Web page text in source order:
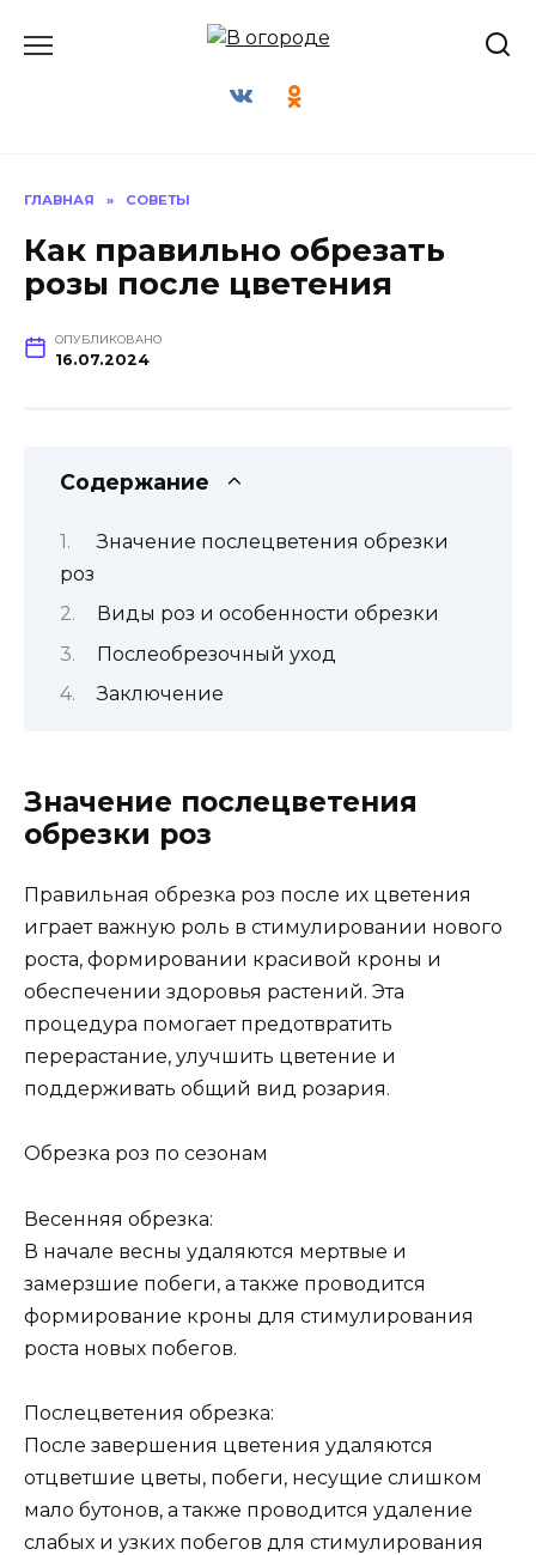
ГЛАВНАЯ » СОВЕТЫ
Как правильно обрезать
розы после цветения
ОПУБЛИКОВАНО
16.07.2024
Содержание
Значение послецветения обрезки
роз
Виды роз и особенности обрезки
Послеобрезочный уход
Заключение
Значение послецветения
обрезки роз
Правильная обрезка роз после их цветения
играет важную роль в стимулировании нового
роста, формировании красивой кроны и
обеспечении здоровья растений. Эта
процедура помогает предотвратить
перерастание, улучшить цветение и
поддерживать общий вид розария.
Обрезка роз по сезонам
Весенняя обрезка:
В начале весны удаляются мертвые и
замерзшие побеги, а также проводится
формирование кроны для стимулирования
роста новых побегов.
Послецветения обрезка:
После завершения цветения удаляются
отцветшие цветы, побеги, несущие слишком
мало бутонов, а также проводится удаление
слабых и узких побегов для стимулирования